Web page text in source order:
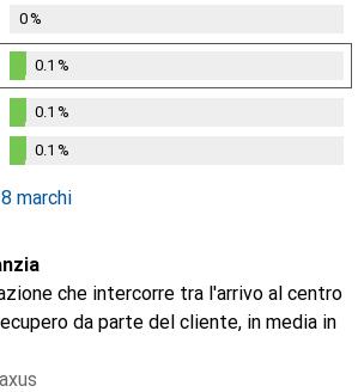
0%
%
0.1 %
%
0.1 %
0.1 %
marchi
che intercorre tra l'arrivo al centro
da parte del cliente, in media in